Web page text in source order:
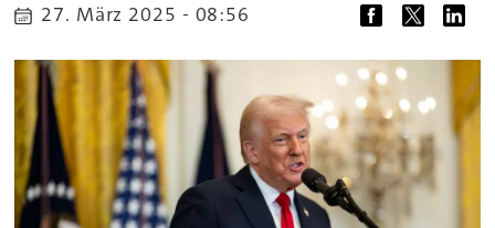
27. März 2025 - 08:56